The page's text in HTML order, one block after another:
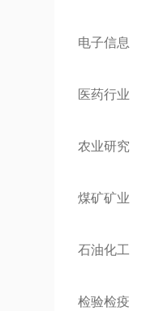
电子信息
医药行业
农业研究
煤矿矿业
石油化工
检验检疫